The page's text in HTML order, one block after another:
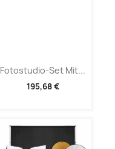
Fotostudio-Set Mit...
195,68 €